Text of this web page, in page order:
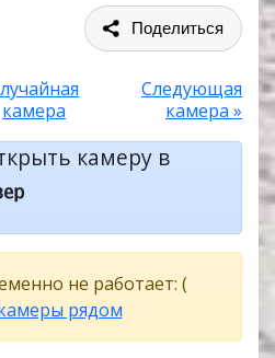
Поделиться
камера
Следующая
камера »
камеру в
не работает: (
рядом